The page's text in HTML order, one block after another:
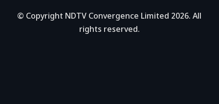
© Copyright NDTV Convergence Limited 2026. All
rights reserved.